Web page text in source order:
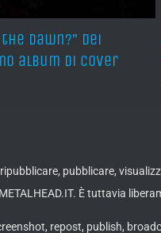
the Dawn?” dei
album di cover
pubblicare,
È tuttavia
repost, publish,